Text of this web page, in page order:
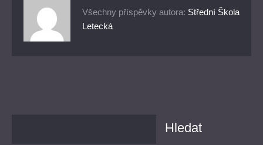
Všechny příspěvky autora: Střední Škola
Letecká